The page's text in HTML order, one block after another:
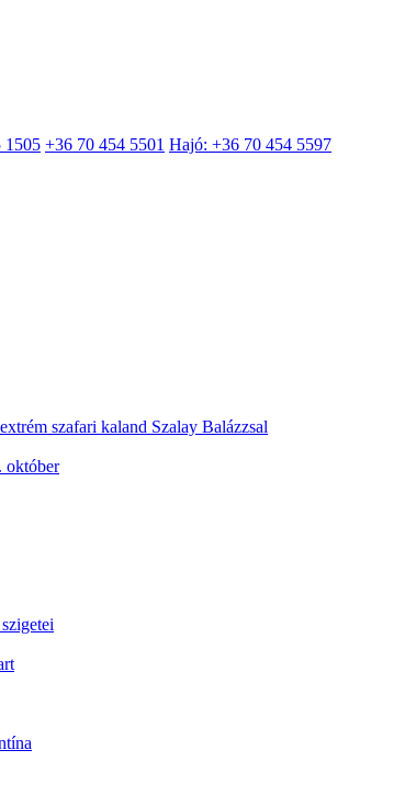
1505 +36 70 454 5501 Hajó: +36 70 454 5597
szafari kaland Szalay Balázzsal
október